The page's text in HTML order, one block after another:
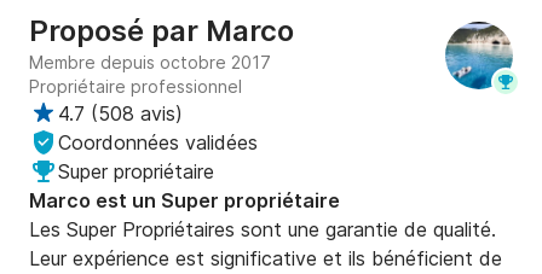
Proposé par Marco
Membre depuis octobre 2017
Propriétaire professionnel
4.7 (508 avis)
Coordonnées validées
Super propriétaire
Marco est un Super propriétaire
Les Super Propriétaires sont une garantie de qualité.
Leur expérience est significative et ils bénéficient de